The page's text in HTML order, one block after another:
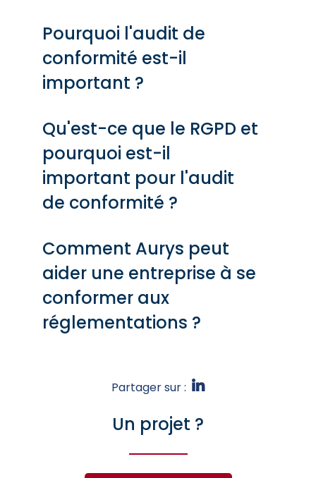
Pourquoi l'audit de
conformité est-il
important ?
Qu'est-ce que le RGPD et
pourquoi est-il
important pour l'audit
de conformité ?
Comment Aurys peut
aider une entreprise à se
conformer aux
réglementations ?
Partager sur :
Un projet ?